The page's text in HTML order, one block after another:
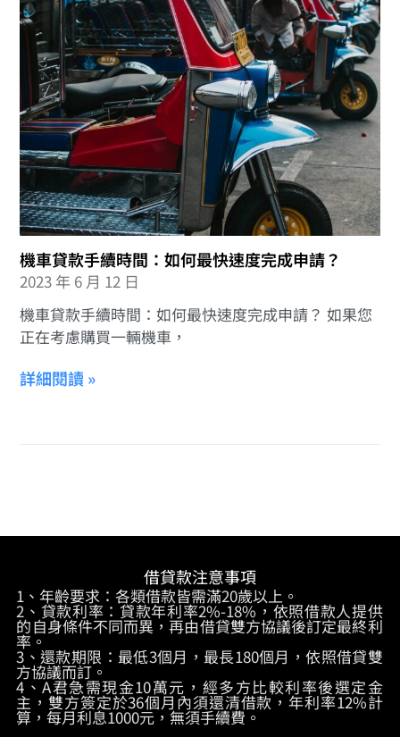
機車貸款手續時間：如何最快速度完成申請？
2023 年 6 月 12 日
機車貸款手續時間：如何最快速度完成申請？ 如果您
正在考慮購買一輛機車，
詳細閱讀 »
借貸款注意事項
1、年齡要求：各類借款皆需滿20歲以上。
2、貸款利率：貸款年利率2%-18%，依照借款人提供
的自身條件不同而異，再由借貸雙方協議後訂定最終利
率。
3、還款期限：最低3個月，最長180個月，依照借貸雙
方協議而訂。
4、A君急需現金10萬元，經多方比較利率後選定金
主，雙方簽定於36個月內須還清借款，年利率12%計
算，每月利息1000元，無須手續費。